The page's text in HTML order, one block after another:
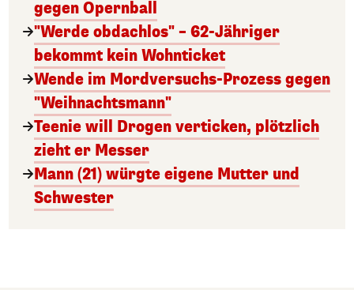
gegen Opernball
"Werde obdachlos" – 62-Jähriger
bekommt kein Wohnticket
Wende im Mordversuchs-Prozess gegen
"Weihnachtsmann"
Teenie will Drogen verticken, plötzlich
zieht er Messer
Mann (21) würgte eigene Mutter und
Schwester